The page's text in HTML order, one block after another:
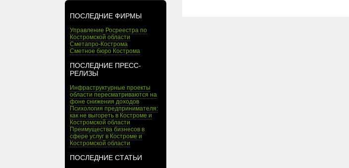
ПОСЛЕДНИЕ ФИРМЫ
Управление Росреестра по
Костромской области
Сметапро-Кострома
Сметное бюро Кострома
ПОСЛЕДНИЕ ПРЕСС-
РЕЛИЗЫ
Инфраструктурные проекты
области пересматриваются на
фоне снижения доходов
Психология предпринимателя:
как не выгореть в Костроме и
Костромской области
Преимущества бизнесов в
сфере услуг в Костроме и
Костромской области
ПОСЛЕДНИЕ СТАТЬИ